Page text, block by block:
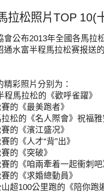
拉松照片TOP 10(
布2013年全國各馬拉
通水富半程馬拉松赛报送
彩照片分别为：
馬拉松的《歡呼雀躍》
的《最美跑者》
松的《名人際會》祝福雅
的《濱江盛况》
的《人才“背”出》
的《突破》
的《咱兩牽着一起衝刺吧
的《求婚總動員》
超100公里跑的《陪你跑